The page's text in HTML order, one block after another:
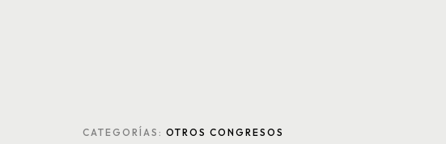
CATEGORÍAS: OTROS CONGRESOS